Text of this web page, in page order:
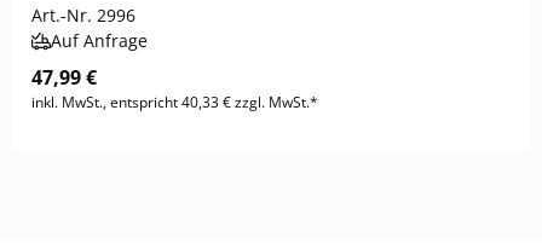
Art.-Nr. 2996
Auf Anfrage
47,99 €
inkl. MwSt., entspricht 40,33 € zzgl. MwSt.*